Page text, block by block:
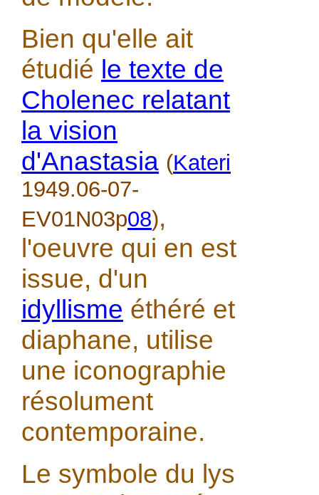
Bien qu'elle ait
étudié le texte de
Cholenec relatant
la vision
d'Anastasia (Kateri
1949.06-07-
EV01N03p08),
l'oeuvre qui en est
issue, d'un
idyllisme éthéré et
diaphane, utilise
une iconographie
résolument
contemporaine.
Le symbole du lys